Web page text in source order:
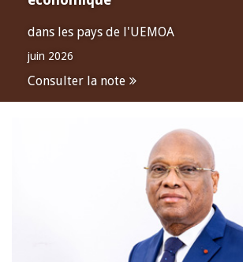
dans les pays de l'UEMOA
juin 2026
Consulter la note